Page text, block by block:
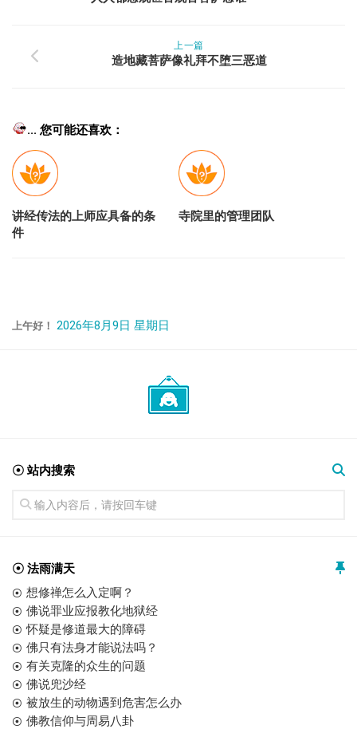
上一篇
造地藏菩萨像礼拜不堕三恶道
... 您可能还喜欢：
讲经传法的上师应具备的条
件
寺院里的管理团队
上午好！ 2026年8月9日 星期日
☉ 站内搜索
☉ 法雨满天
想修禅怎么入定啊？
佛说罪业应报教化地狱经
怀疑是修道最大的障碍
佛只有法身才能说法吗？
有关克隆的众生的问题
佛说兜沙经
被放生的动物遇到危害怎么办
佛教信仰与周易八卦